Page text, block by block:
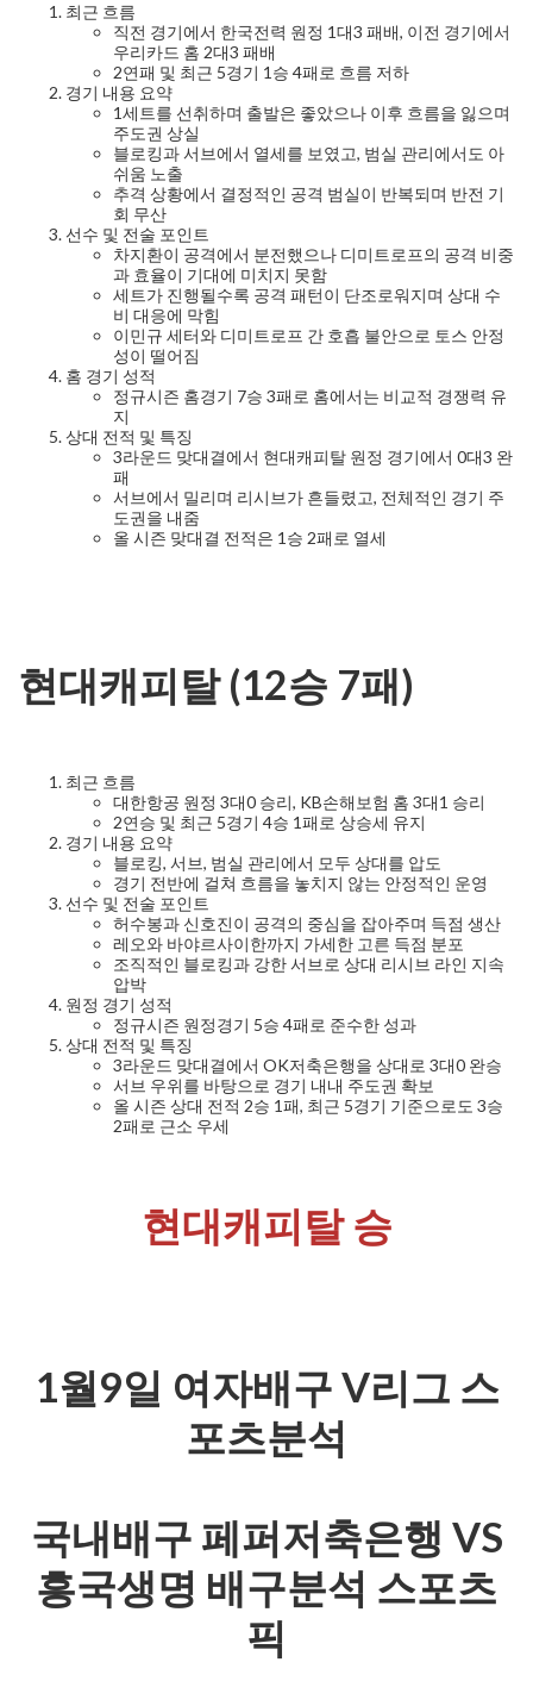
최근 흐름
직전 경기에서 한국전력 원정 1대3 패배, 이전 경기에서
우리카드 홈 2대3 패배
2연패 및 최근 5경기 1승 4패로 흐름 저하
경기 내용 요약
1세트를 선취하며 출발은 좋았으나 이후 흐름을 잃으며
주도권 상실
블로킹과 서브에서 열세를 보였고, 범실 관리에서도 아
쉬움 노출
추격 상황에서 결정적인 공격 범실이 반복되며 반전 기
회 무산
선수 및 전술 포인트
차지환이 공격에서 분전했으나 디미트로프의 공격 비중
과 효율이 기대에 미치지 못함
세트가 진행될수록 공격 패턴이 단조로워지며 상대 수
비 대응에 막힘
이민규 세터와 디미트로프 간 호흡 불안으로 토스 안정
성이 떨어짐
홈 경기 성적
정규시즌 홈경기 7승 3패로 홈에서는 비교적 경쟁력 유
지
상대 전적 및 특징
3라운드 맞대결에서 현대캐피탈 원정 경기에서 0대3 완
패
서브에서 밀리며 리시브가 흔들렸고, 전체적인 경기 주
도권을 내줌
올 시즌 맞대결 전적은 1승 2패로 열세
현대캐피탈 (12승 7패)
최근 흐름
대한항공 원정 3대0 승리, KB손해보험 홈 3대1 승리
2연승 및 최근 5경기 4승 1패로 상승세 유지
경기 내용 요약
블로킹, 서브, 범실 관리에서 모두 상대를 압도
경기 전반에 걸쳐 흐름을 놓치지 않는 안정적인 운영
선수 및 전술 포인트
허수봉과 신호진이 공격의 중심을 잡아주며 득점 생산
레오와 바야르사이한까지 가세한 고른 득점 분포
조직적인 블로킹과 강한 서브로 상대 리시브 라인 지속
압박
원정 경기 성적
정규시즌 원정경기 5승 4패로 준수한 성과
상대 전적 및 특징
3라운드 맞대결에서 OK저축은행을 상대로 3대0 완승
서브 우위를 바탕으로 경기 내내 주도권 확보
올 시즌 상대 전적 2승 1패, 최근 5경기 기준으로도 3승
2패로 근소 우세
현대캐피탈 승
1월9일 여자배구 V리그 스
포츠분석
국내배구 페퍼저축은행 VS
흥국생명 배구분석 스포츠
픽